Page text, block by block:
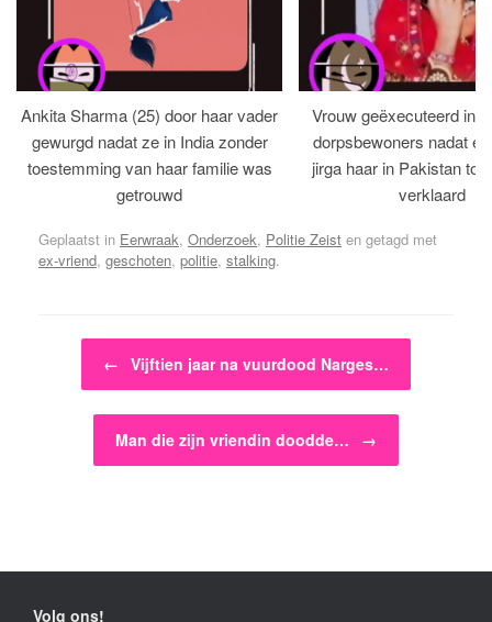
Ankita Sharma (25) door haar vader
gewurgd nadat ze in India zonder
toestemming van haar familie was
getrouwd
Vrouw geëxecuteerd in
dorpsbewoners nadat
jirga haar in Pakistan tot
verklaard
Geplaatst in Eerwraak, Onderzoek, Politie Zeist en getagd met
ex-vriend, geschoten, politie, stalking.
Bericht navigatie
← Vijftien jaar na vuurdood Narges…
Man die zijn vriendin doodde… →
Volg ons!